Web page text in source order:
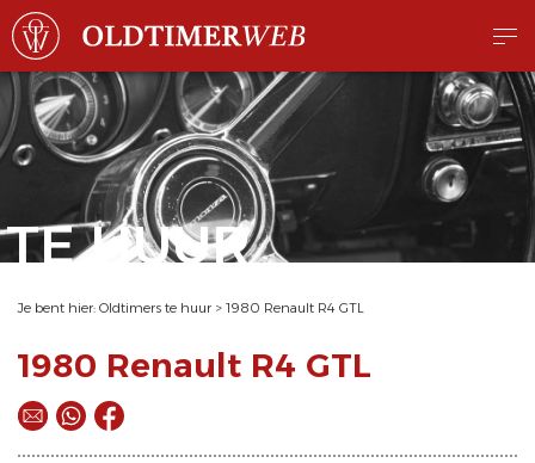
TE HUUR
Je bent hier: Oldtimers te huur > 1980 Renault R4 GTL
1980 Renault R4 GTL